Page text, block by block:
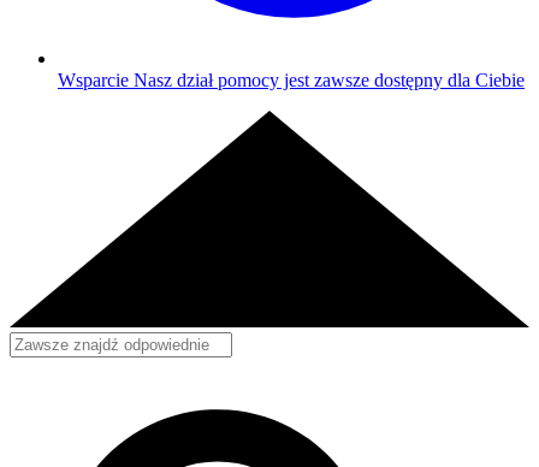
Wsparcie Nasz dział pomocy jest zawsze dostępny dla Ciebie